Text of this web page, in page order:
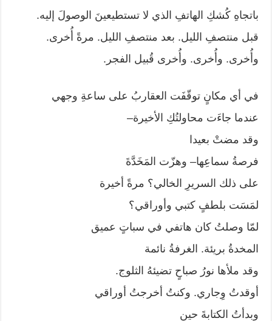
باتجاهِ كُشكِ الهاتفِ الذي لا تستطيعينَ الوصولَ إليه.
قبل منتصفِ الليل. بعد منتصفِ الليل. مرةً أُخرى.
وأُخرى. وأُخرى. وأُخرى قُبيل الفجر.
في أي مكانٍ توقّفَت العقاربُ على ساعةِ وجهي
عندما جاءَت محاولتُكِ الأخيرة–
وقد مضتْ بعيدا
فرصةُ سماعِها– وهزّت المَخَدَّةَ
على ذلك السريرِ الخالي؟ مرةً أخيرة
لمَسَت بلطفٍ كتبي وأوراقي؟
لمّا وصلتُ كان هاتفي في سباتٍ عميق
المخدةُ بريئة. الغرفةُ نائمة
وقد ملأها نورُ صباحٍ تضيئهُ الثلوج.
أوقدتُ وِجاري. وكنتُ أخرجتُ أوراقي
وبدأتُ الكتابةَ حين